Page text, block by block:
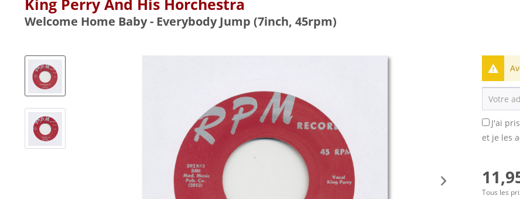
King Perry And His Horchestra
Welcome Home Baby - Everybody Jump (7inch, 45rpm)
J'ai
et je les
Tous les